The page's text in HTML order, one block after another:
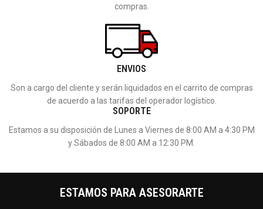
compras.
ENVIOS
Son a cargo del cliente y serán liquidados en el carrito de compras
de acuerdo a las tarifas del operador logístico.
SOPORTE
Estamos a su disposición de Lunes a Viernes de 8:00 AM a 4:30 PM
y Sábados de 8:00 AM a 12:30 PM.
ESTAMOS PARA ASESORARTE